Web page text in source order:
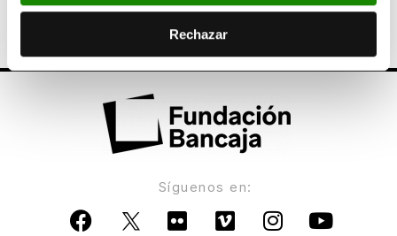
Rechazar
de personas con discapacidad
Síguenos en: